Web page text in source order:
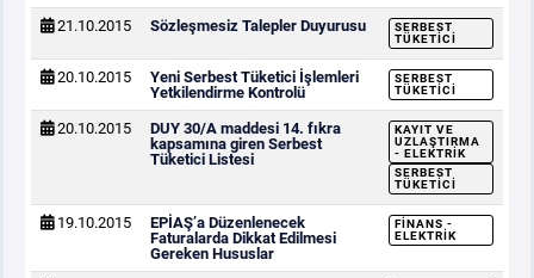
21.10.2015 Sözleşmesiz Talepler Duyurusu
SERBEST
TÜKETICI
20.10.2015
Yeni Serbest Tüketici İşlemleri
Yetkilendirme Kontrolü
SERBEST
TÜKETICI
20.10.2015
DUY 30/A maddesi 14. fıkra
kapsamına giren Serbest
Tüketici Listesi
KAYIT VE
UZLAŞTIRMA
- ELEKTRIK
SERBEST
TÜKETICI
19.10.2015
EPİAŞ’a Düzenlenecek
Faturalarda Dikkat Edilmesi
Gereken Hususlar
FINANS -
ELEKTRIK